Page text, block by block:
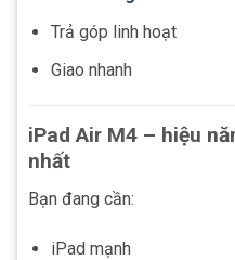
Trả góp linh hoạt
Giao nhanh
iPad Air M4 – hiệu
nhất
Bạn đang cần:
iPad mạnh